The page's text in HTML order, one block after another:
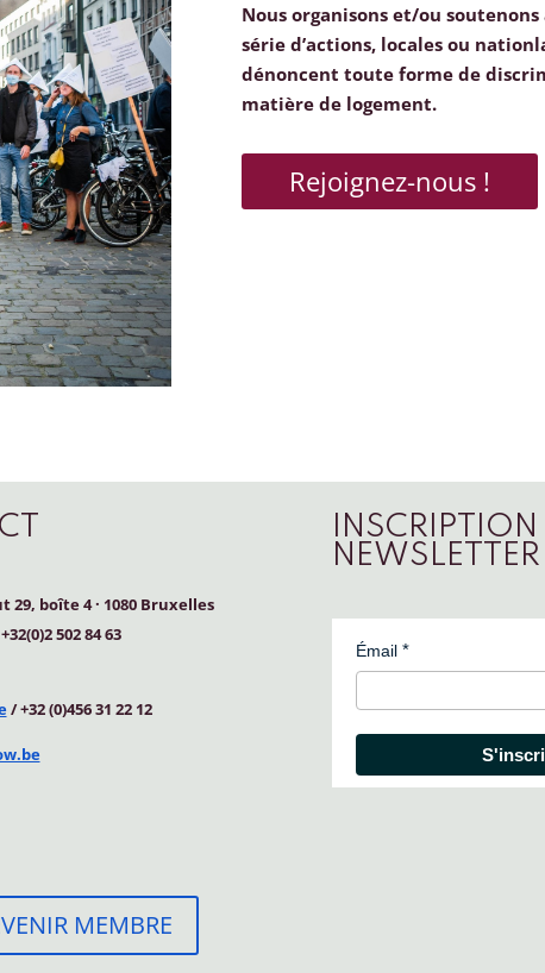
Nous organisons et/ou
série d’actions, locales ou
dénoncent toute forme de
matière de logement.
Rejoignez-nous !
29, boîte 4· 1080 Bruxelles
502 84 63
/ +32 (0)456 31 22 12
MEMBRE
INSCRIPTION
NEWSLETTER
Émail